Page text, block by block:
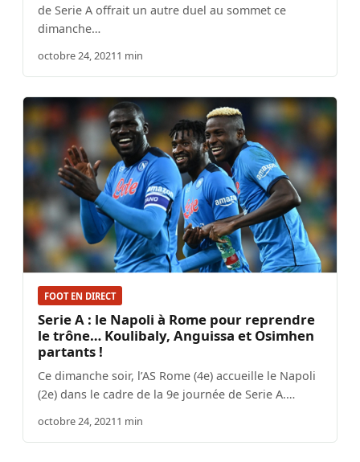
de Serie A offrait un autre duel au sommet ce
dimanche…
octobre 24, 20211 min
FOOT EN DIRECT
Serie A : le Napoli à Rome pour reprendre
le trône… Koulibaly, Anguissa et Osimhen
partants !
Ce dimanche soir, l’AS Rome (4e) accueille le Napoli
(2e) dans le cadre de la 9e journée de Serie A.…
octobre 24, 20211 min